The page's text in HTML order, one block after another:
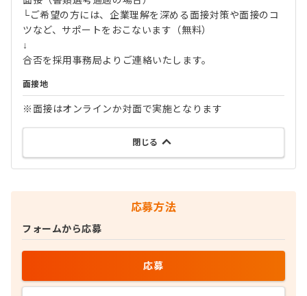
└ご希望の方には、企業理解を深める面接対策や面接のコ
ツなど、サポートをおこないます（無料）
↓
合否を採用事務局よりご連絡いたします。
面接地
※面接はオンラインか対面で実施となります
閉じる
応募方法
フォームから応募
応募